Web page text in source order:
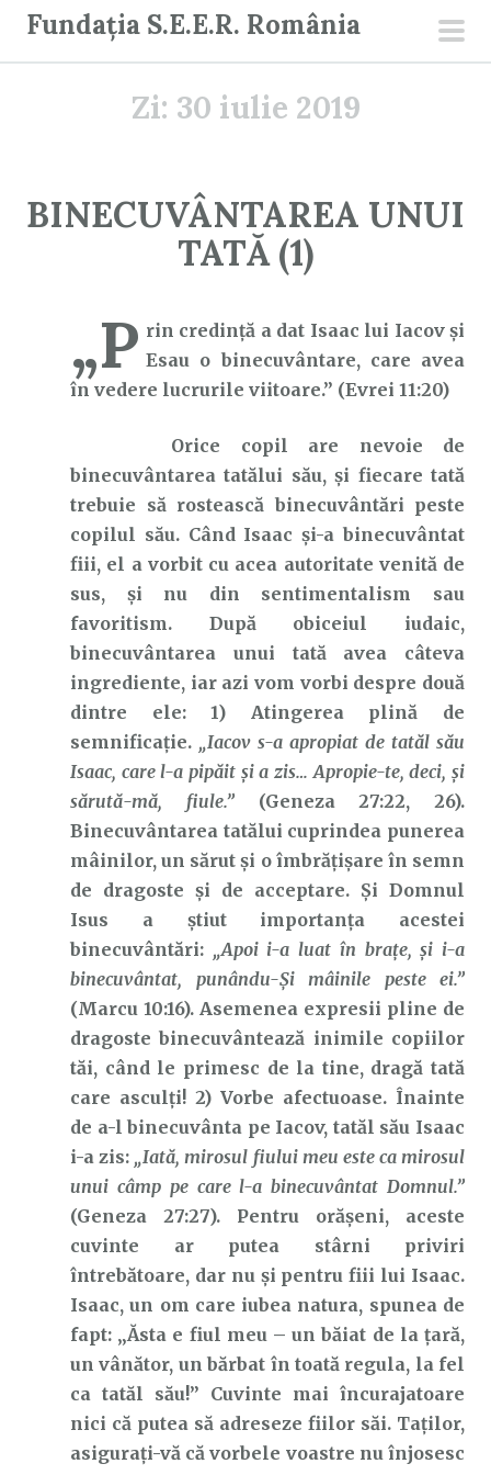
Fundația S.E.E.R. România
Zi: 30 iulie 2019
BINECUVÂNTAREA UNUI
TATĂ (1)
„P rin credință a dat Isaac lui Iacov și
Esau o binecuvântare, care avea
în vedere lucrurile viitoare.” (Evrei 11:20)
Orice copil are nevoie de
binecuvântarea tatălui său, și fiecare tată
trebuie să rostească binecuvântări peste
copilul său. Când Isaac și-a binecuvântat
fiii, el a vorbit cu acea autoritate venită de
sus, și nu din sentimentalism sau
favoritism. După obiceiul iudaic,
binecuvântarea unui tată avea câteva
ingrediente, iar azi vom vorbi despre două
dintre ele: 1) Atingerea plină de
semnificație. „Iacov s-a apropiat de tatăl său
Isaac, care l-a pipăit și a zis… Apropie-te, deci, și
sărută-mă, fiule.”(Geneza 27:22, 26).
Binecuvântarea tatălui cuprindea punerea
mâinilor, un sărut și o îmbrățișare în semn
de dragoste și de acceptare. Și Domnul
Isus a știut importanța acestei
binecuvântări: „Apoi i-a luat în brațe, și i-a
binecuvântat, punându-Şi mâinile peste ei.”
(Marcu 10:16). Asemenea expresii pline de
dragoste binecuvântează inimile copiilor
tăi, când le primesc de la tine, dragă tată
care asculți! 2) Vorbe afectuoase. Înainte
de a-l binecuvânta pe Iacov, tatăl său Isaac
i-a zis: „Iată, mirosul fiului meu este ca mirosul
unui câmp pe care l-a binecuvântat Domnul.”
(Geneza 27:27). Pentru orășeni, aceste
cuvinte ar putea stârni priviri
întrebătoare, dar nu și pentru fiii lui Isaac.
Isaac, un om care iubea natura, spunea de
fapt: „Ăsta e fiul meu – un băiat de la țară,
un vânător, un bărbat în toată regula, la fel
ca tatăl său!” Cuvinte mai încurajatoare
nici că putea să adreseze fiilor săi. Taților,
asigurați-vă că vorbele voastre nu înjosesc